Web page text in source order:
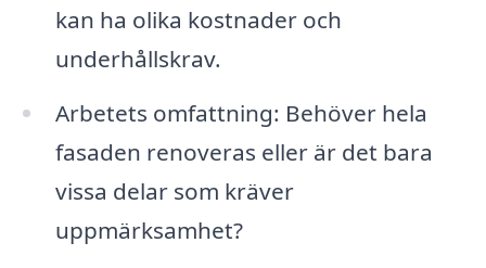
kan ha olika kostnader och
underhållskrav.
Arbetets omfattning: Behöver hela
fasaden renoveras eller är det bara
vissa delar som kräver
uppmärksamhet?